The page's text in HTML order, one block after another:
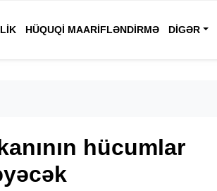
HÜQUQI MAARIFLƏNDIRMƏ DIGƏR
hücumlar